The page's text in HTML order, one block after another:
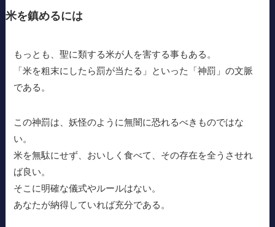
米を鎮めるには
もっとも、聖に類する米が人を害する事もある。
「米を粗末にしたら罰が当たる」といった「神罰」の文脈
である。
この神罰は、妖怪のように無闇に恐れるべきものではな
い。
米を無駄にせず、おいしく食べて、その存在を全うさせれ
ば良い。
そこに明確な儀式やルールはない。
あなたが納得していれば充分である。